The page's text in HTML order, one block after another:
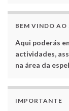
BEM VINDO
Aqui poderás
actividades,
na área da
IMPORTANTE